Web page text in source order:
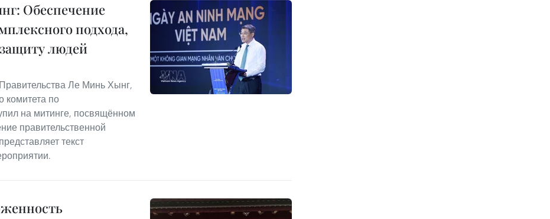
Обеспечение
подхода,
людей
Ле Минь Хынг,
комитета по
на митинге, посвящённом
правительственной
текст